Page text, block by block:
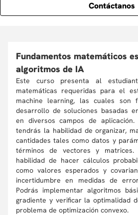
Contáctanos
Fundamentos matemáticos
algoritmos de IA
Este curso presenta al
matemáticas requeridas para el
machine learning, las cuales son
desarrollo de soluciones basadas
en diversos campos de
tendrás la habilidad de organizar,
cantidades tales como datos y
términos de vectores y matrices.
habilidad de hacer cálculos
como valores esperados y
incertidumbre en medidas de
Podrás implementar algoritmos
gradiente y verificar la optimalidad
problema de optimización convexo.